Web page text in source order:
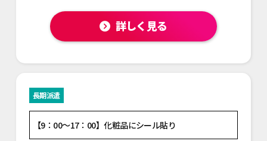
詳しく見る
長期派遣
【9：00～17：00】化粧品にシール貼り